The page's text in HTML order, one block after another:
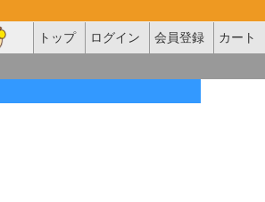
トップ ログイン 会員登録
カート